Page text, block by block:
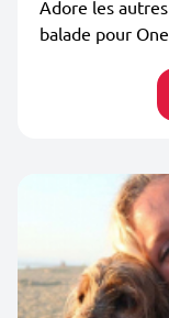
Adore les
balade pour